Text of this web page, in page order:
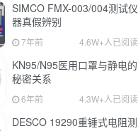
SIMCO FMX-003/004测试仪
器真假辨别
7年前 4.6W+人已阅读
KN95/N95医用口罩与静电的
秘密关系
6年前 4.3W+人已阅读
DESCO 19290重锤式电阻测